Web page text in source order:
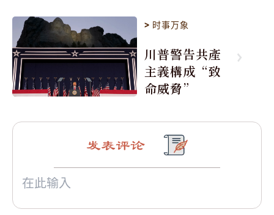
> 时事万象
川普警告共產
主義構成“致
命威脅”
发表评论